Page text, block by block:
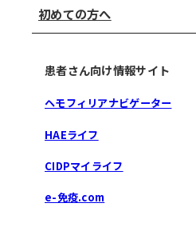
初めての方へ
患者さん向け情報サイト
ヘモフィリアナビゲーター
HAEライフ
CIDPマイライフ
e-免疫.com